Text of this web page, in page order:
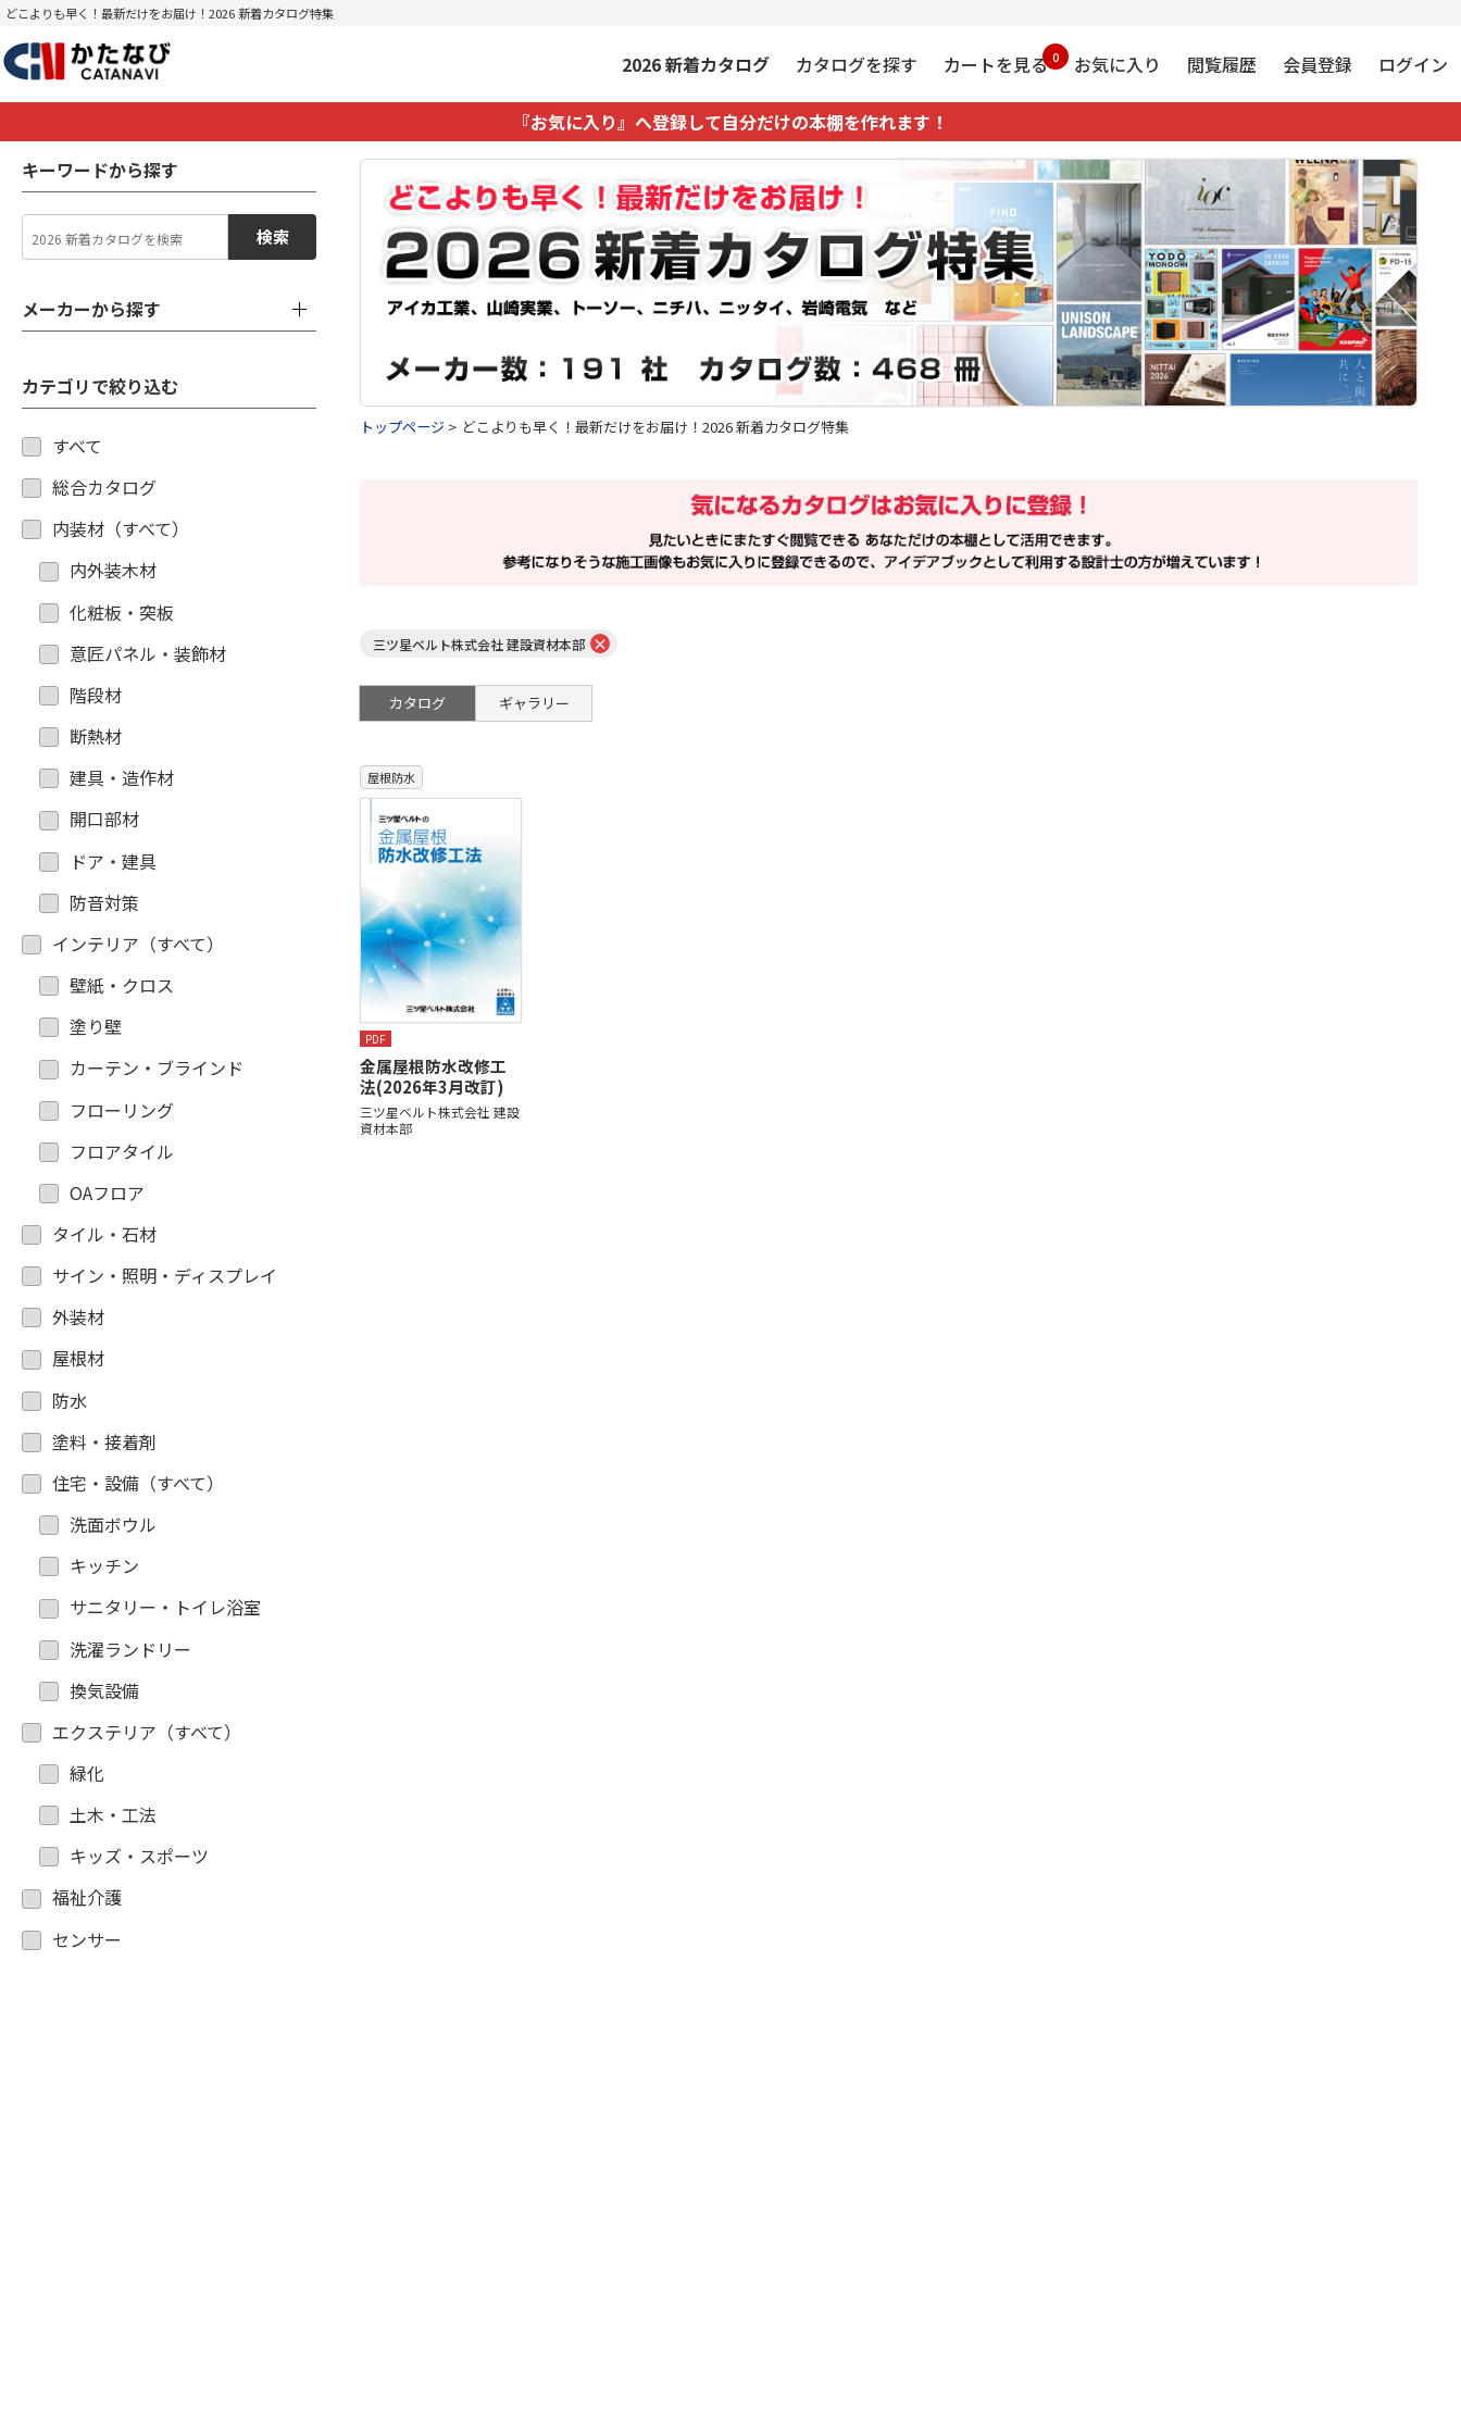
どこよりも早く！最新だけをお届け！2026 新着カタログ特集
2026新着カタログ カタログを探す カートを見る 0 お気に入り 閲覧履歴 会員登録 ログイン
キーワードから探す
検索
メーカーから探す
カテゴリで絞り込む
すべて
総合カタログ
内装材（すべて）
内外装木材
化粧板・突板
意匠パネル・装飾材
階段材
断熱材
建具・造作材
開口部材
ドア・建具
防音対策
インテリア（すべて）
壁紙・クロス
塗り壁
カーテン・ブラインド
フローリング
フロアタイル
OAフロア
タイル・石材
サイン・照明・ディスプレイ
外装材
屋根材
防水
塗料・接着剤
住宅・設備（すべて）
洗面ボウル
キッチン
サニタリー・トイレ浴室
洗濯ランドリー
換気設備
エクステリア（すべて）
緑化
土木・工法
キッズ・スポーツ
福祉介護
センサー
トップページ どこよりも早く！最新だけをお届け！2026 新着カタログ特集
三ツ星ベルト株式会社 建設資材本部 ×
カタログ ギャラリー
屋根防水
PDF
金属屋根防水改修工
法(2026年3月改訂)
三ツ星ベルト株式会社 建設
資材本部
『お気に入り』へ登録して自分だけの本棚を作れます！